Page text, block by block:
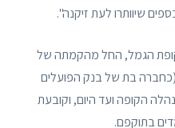
שיוותרו לעת זיקנה".
הגמל, החל מהקמתה של
בת של בנק הפועלים
התנהלה הקופה ועד היום, וקובעת
בתוקפם.